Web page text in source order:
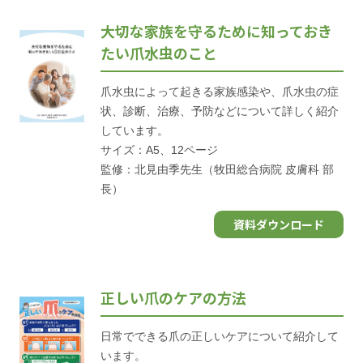
大切な家族を守るために知っておき
たい爪水虫のこと
爪水虫によって起きる家族感染や、爪水虫の症
状、診断、治療、予防などについて詳しく紹介
しています。
サイズ：A5、12ページ
監修：北見由季先生（牧田総合病院 皮膚科 部
長）
資料ダウンロード
正しい爪のケアの方法
日常でできる爪の正しいケアについて紹介して
います。